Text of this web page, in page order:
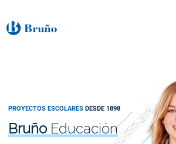
PROYECTOS ESCOLARES DESDE 1898
BruñoEducación